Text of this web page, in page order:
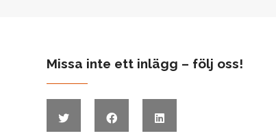
Missa inte ett inlägg – följ oss!